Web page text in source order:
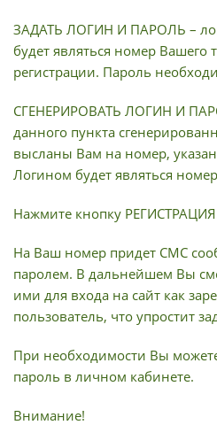
ЗАДАТЬ ЛОГИН И ПАРОЛЬ –
будет являться номер Вашего
регистрации. Пароль
СГЕНЕРИРОВАТЬ ЛОГИН И
данного пункта
высланы Вам на номер,
Логином будет являться
Нажмите кнопку
На Ваш номер придет СМС
паролем. В дальнейшем Вы
ими для входа на сайт как
пользователь, что упростит
При необходимости Вы
пароль в личном кабинете.
Внимание!